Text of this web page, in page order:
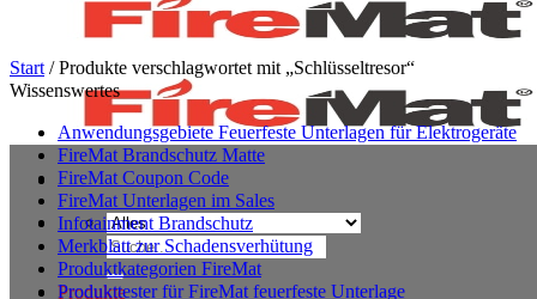
Suchen
nach:
Produkte
Start /Produkte verschlagwortet mit „Schlüsseltresor“
Wissenswertes
Anwendungsgebiete Feuerfeste Unterlagen für Elektrogeräte
FireMat Brandschutz Matte
FireMat Coupon Code
FireMat Unterlagen im Sales
Infotainment Brandschutz
Merkblatt zur Schadensverhütung
Produktkategorien FireMat
Produkttester für FireMat feuerfeste Unterlage